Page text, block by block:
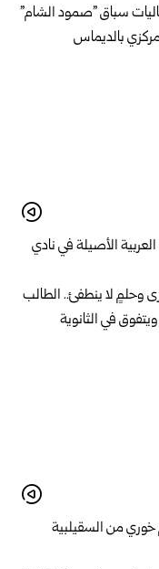
الأصيلة في نادي
خوري من السقيلبية